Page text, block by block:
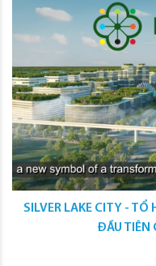
SILVER LAKE CITY -
ĐẦU TIÊN